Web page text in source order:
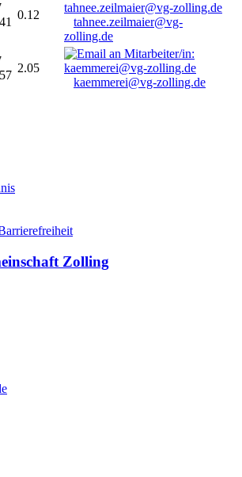
0.12
tahnee.zeilmaier@vg-
zolling.de
2.05
kaemmerei@vg-zolling.de
Zolling